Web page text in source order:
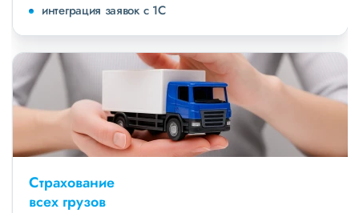
интеграция заявок с 1С
Страхование
всех грузов